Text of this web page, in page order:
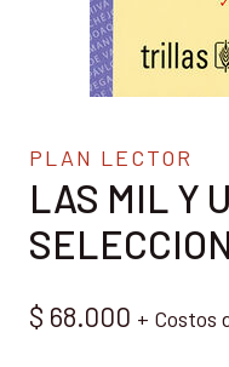
PLAN LECTOR
LAS MIL Y
$ 68.000 + Costos